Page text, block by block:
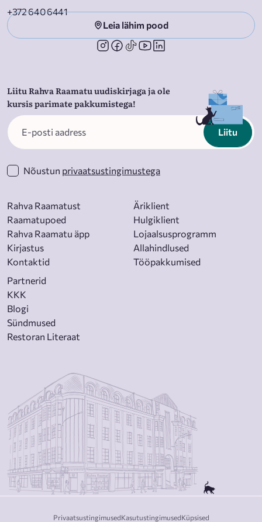
+372 640 6441
Leia lähim pood
Liitu Rahva Raamatu uudiskirjaga ja ole
kursis parimate pakkumistega!
Liitu
Nõustun privaatsustingimustega
Rahva Raamatust
Raamatupoed
Rahva Raamatu äpp
Kirjastus
Kontaktid
Äriklient
Hulgiklient
Lojaalsusprogramm
Allahindlused
Tööpakkumised
Partnerid
KKK
Blogi
Sündmused
Restoran Literaat
PrivaatsustingimusedKasutustingimusedKüpsised